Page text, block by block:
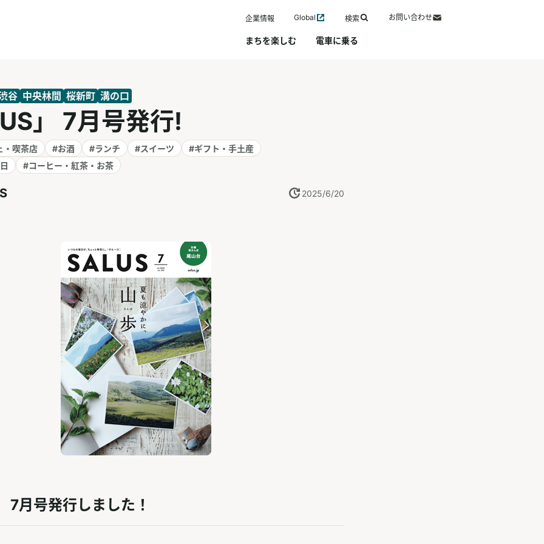
企業情報 Global 検索 お問い合わせ
まちを楽しむ 電車に乗る
谷 中央林間 桜新町 溝の口
」 7月号発行!
・喫茶店 #お酒 #ランチ #スイーツ
#ギフト・手土産
#コーヒー・紅茶・お茶
2025/6/20
7月号発行しました！